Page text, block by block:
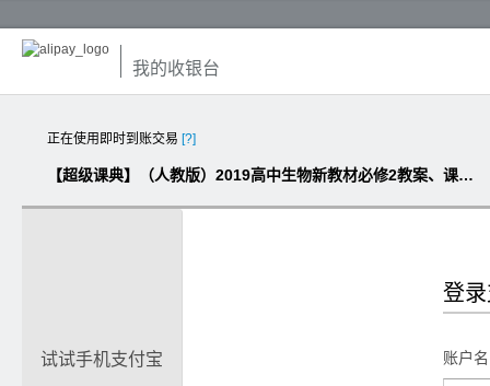
我的收银台
正在使用即时到账交易 [?]
【超级课典】（人教版）2019高中生物新教材必修2教案、课件、作业库（含答案）
试试手机支付宝
登
账户